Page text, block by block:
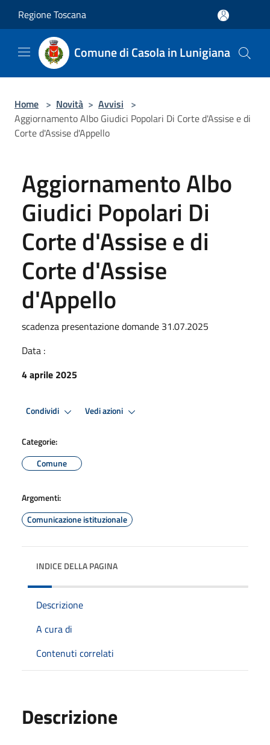
Regione Toscana
Comune di Casola in Lunigiana
Home > Novità > Avvisi >
Aggiornamento Albo Giudici Popolari Di Corte d'Assise e di
Corte d'Assise d'Appello
Aggiornamento Albo
Giudici Popolari Di
Corte d'Assise e di
Corte d'Assise
d'Appello
scadenza presentazione domande 31.07.2025
Data :
4 aprile 2025
Condividi Vedi azioni
Categorie:
Comune
Argomenti:
Comunicazione istituzionale
INDICE DELLA PAGINA
Descrizione
A cura di
Contenuti correlati
Descrizione